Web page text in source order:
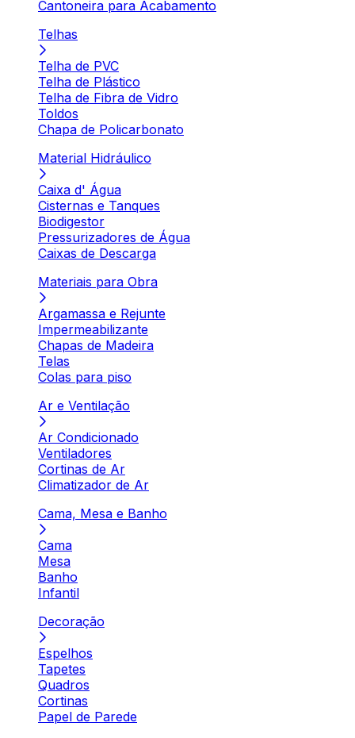
Cantoneira para Acabamento
Telhas
Telha de PVC
Telha de Plástico
Telha de Fibra de Vidro
Toldos
Chapa de Policarbonato
Material Hidráulico
Caixa d' Água
Cisternas e Tanques
Biodigestor
Pressurizadores de Água
Caixas de Descarga
Materiais para Obra
Argamassa e Rejunte
Impermeabilizante
Chapas de Madeira
Telas
Colas para piso
Ar e Ventilação
Ar Condicionado
Ventiladores
Cortinas de Ar
Climatizador de Ar
Cama, Mesa e Banho
Cama
Mesa
Banho
Infantil
Decoração
Espelhos
Tapetes
Quadros
Cortinas
Papel de Parede